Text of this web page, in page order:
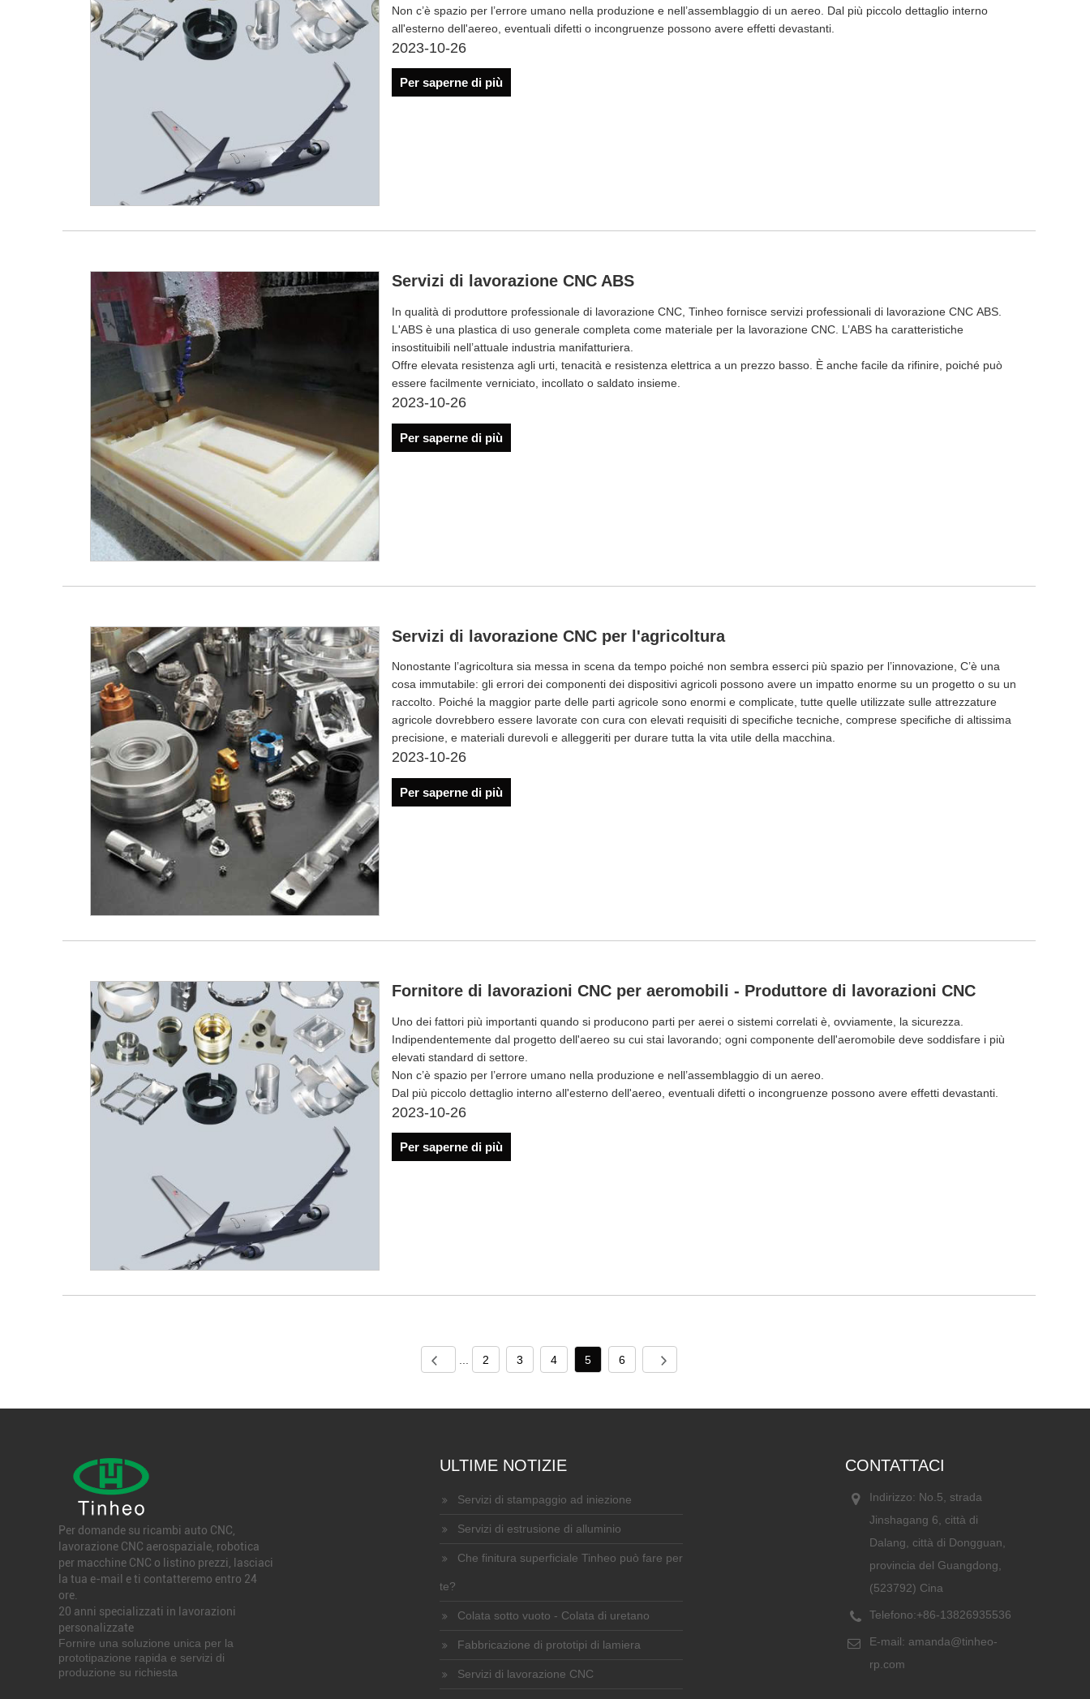
Non c’è spazio per l’errore umano nella produzione e nell’assemblaggio di un aereo. Dal più piccolo dettaglio interno
all'esterno dell'aereo, eventuali difetti o incongruenze possono avere effetti devastanti.
2023-10-26
Per saperne di più
Servizi di lavorazione CNC ABS
In qualità di produttore professionale di lavorazione CNC, Tinheo fornisce servizi professionali di lavorazione CNC ABS.
L'ABS è una plastica di uso generale completa come materiale per la lavorazione CNC. L’ABS ha caratteristiche
insostituibili nell’attuale industria manifatturiera.
Offre elevata resistenza agli urti, tenacità e resistenza elettrica a un prezzo basso. È anche facile da rifinire, poiché può
essere facilmente verniciato, incollato o saldato insieme.
2023-10-26
Per saperne di più
Servizi di lavorazione CNC per l'agricoltura
Nonostante l’agricoltura sia messa in scena da tempo poiché non sembra esserci più spazio per l’innovazione, C’è una
cosa immutabile: gli errori dei componenti dei dispositivi agricoli possono avere un impatto enorme su un progetto o su un
raccolto. Poiché la maggior parte delle parti agricole sono enormi e complicate, tutte quelle utilizzate sulle attrezzature
agricole dovrebbero essere lavorate con cura con elevati requisiti di specifiche tecniche, comprese specifiche di altissima
precisione, e materiali durevoli e alleggeriti per durare tutta la vita utile della macchina.
2023-10-26
Per saperne di più
Fornitore di lavorazioni CNC per aeromobili - Produttore di lavorazioni CNC
Uno dei fattori più importanti quando si producono parti per aerei o sistemi correlati è, ovviamente, la sicurezza.
Indipendentemente dal progetto dell'aereo su cui stai lavorando; ogni componente dell'aeromobile deve soddisfare i più
elevati standard di settore.
Non c’è spazio per l’errore umano nella produzione e nell’assemblaggio di un aereo.
Dal più piccolo dettaglio interno all'esterno dell'aereo, eventuali difetti o incongruenze possono avere effetti devastanti.
2023-10-26
Per saperne di più
... 2 3 4 5 6
Per domande su ricambi auto CNC,
lavorazione CNC aerospaziale, robotica
per macchine CNC o listino prezzi, lasciaci
la tua e-mail e ti contatteremo entro 24
ore.
20 anni specializzati in lavorazioni
personalizzate
Fornire una soluzione unica per la
prototipazione rapida e servizi di
produzione su richiesta
ULTIME NOTIZIE
Servizi di stampaggio ad iniezione
Servizi di estrusione di alluminio
Che finitura superficiale Tinheo può fare per
te?
Colata sotto vuoto - Colata di uretano
Fabbricazione di prototipi di lamiera
Servizi di lavorazione CNC
CONTATTACI
Indirizzo: No.5, strada
Jinshagang 6, città di
Dalang, città di Dongguan,
provincia del Guangdong,
(523792) Cina
Telefono:+86-13826935536
E-mail: amanda@tinheo-
rp.com